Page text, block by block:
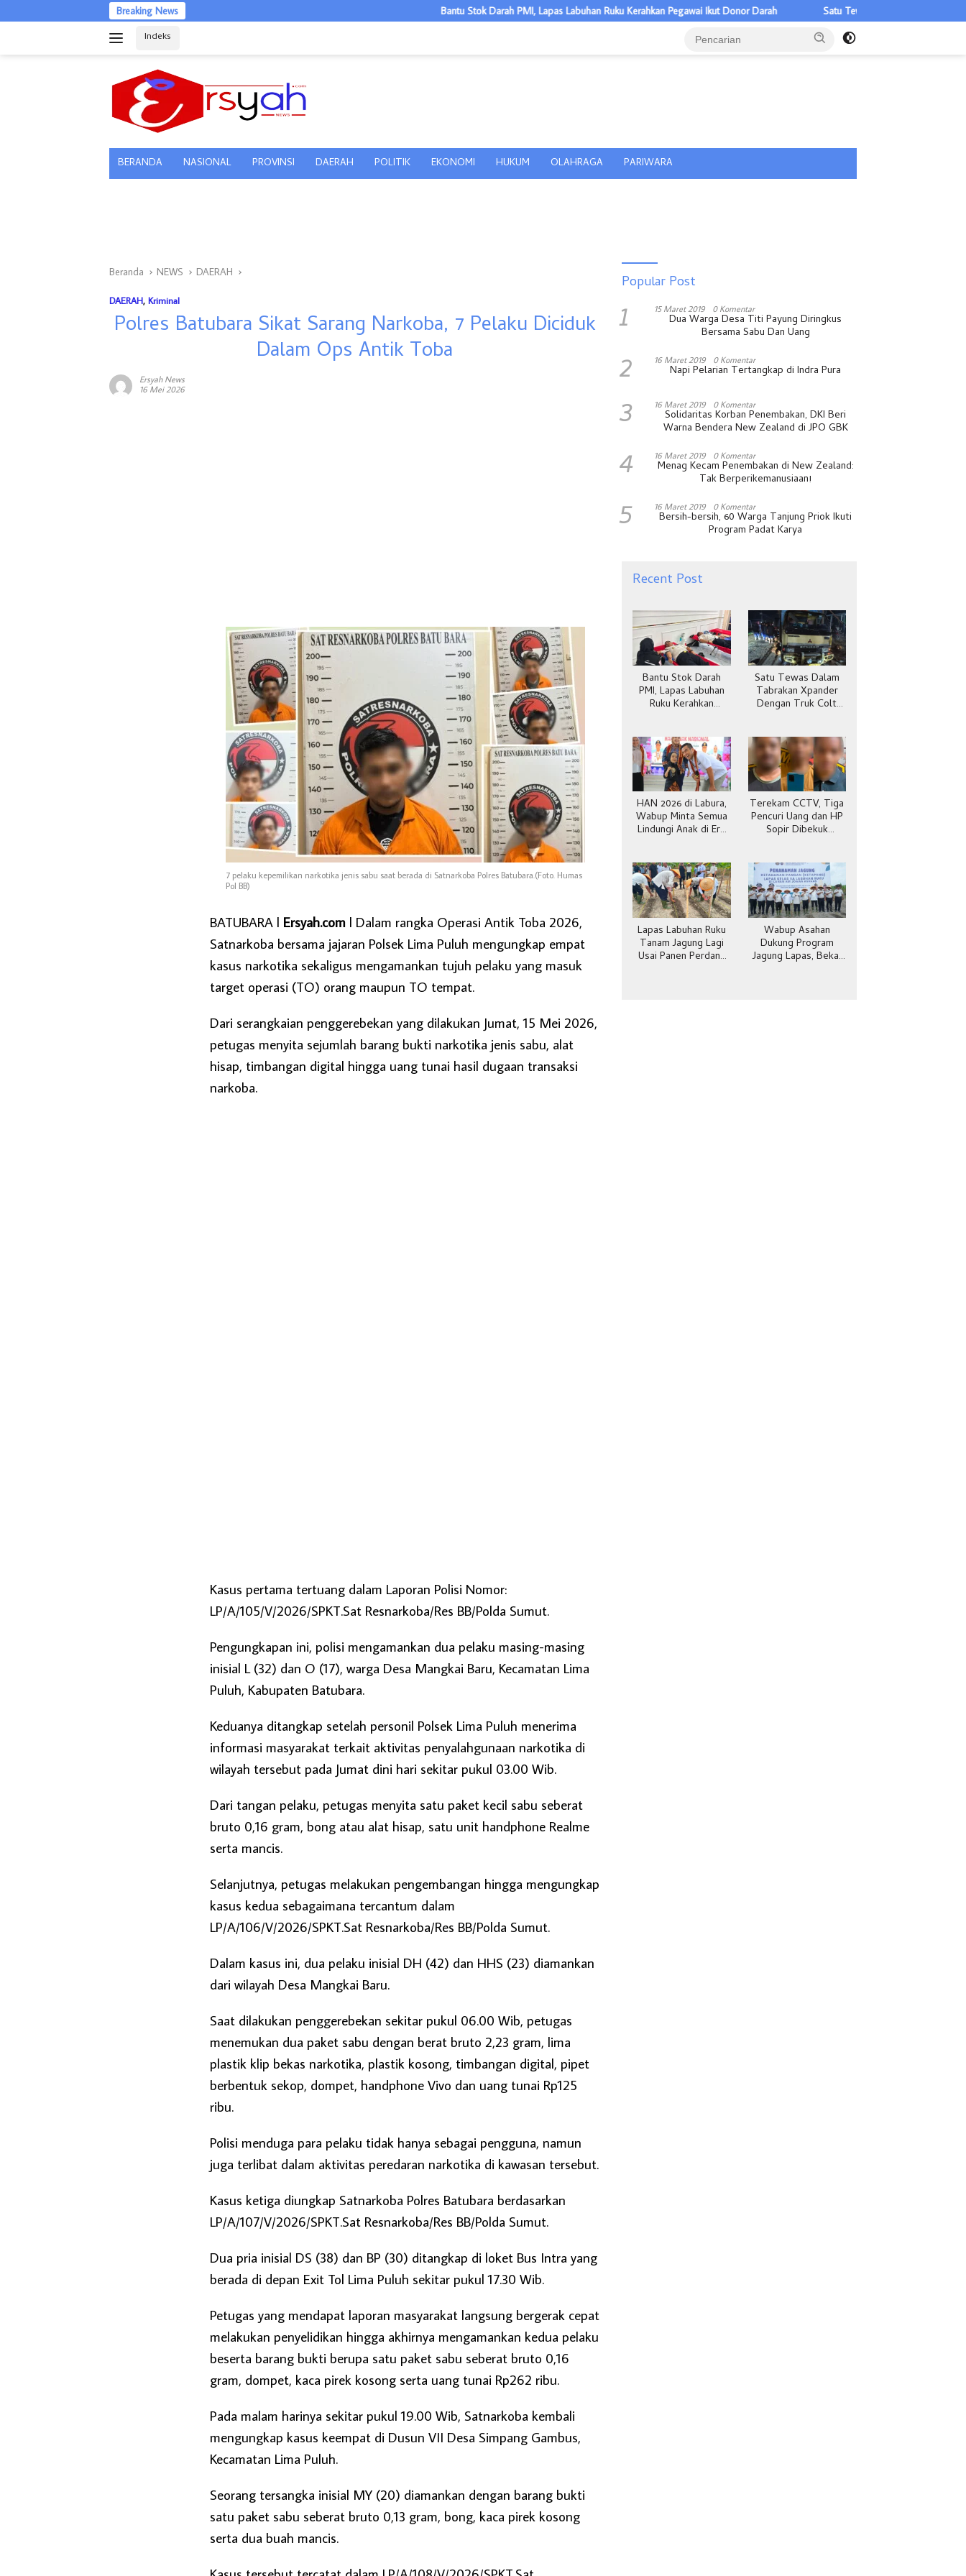
Breaking News Bantu Stok Darah PMI, Lapas Labuhan Ruku Kerahkan Pegawai Ikut Donor Darah Satu Tewas Dalam Tabrakan Xpander Dengan
Indeks
BERANDA NASIONAL PROVINSI DAERAH POLITIK EKONOMI HUKUM OLAHRAGA PARIWARA
Beranda NEWS DAERAH
DAERAH, Kriminal
Polres Batubara Sikat Sarang Narkoba, 7 Pelaku Diciduk
Dalam Ops Antik Toba
Ersyah News
16 Mei 2026
7 pelaku kepemilikan narkotika jenis sabu saat berada di Satnarkoba Polres Batubara.(Foto. Humas
Pol BB)
BATUBARA l Ersyah.com l Dalam rangka Operasi Antik Toba 2026,
Satnarkoba bersama jajaran Polsek Lima Puluh mengungkap empat
kasus narkotika sekaligus mengamankan tujuh pelaku yang masuk
target operasi (TO) orang maupun TO tempat.
Dari serangkaian penggerebekan yang dilakukan Jumat, 15 Mei 2026,
petugas menyita sejumlah barang bukti narkotika jenis sabu, alat
hisap, timbangan digital hingga uang tunai hasil dugaan transaksi
narkoba.
Kasus pertama tertuang dalam Laporan Polisi Nomor:
LP/A/105/V/2026/SPKT.Sat Resnarkoba/Res BB/Polda Sumut.
Pengungkapan ini, polisi mengamankan dua pelaku masing-masing
inisial L (32) dan O (17), warga Desa Mangkai Baru, Kecamatan Lima
Puluh, Kabupaten Batubara.
Keduanya ditangkap setelah personil Polsek Lima Puluh menerima
informasi masyarakat terkait aktivitas penyalahgunaan narkotika di
wilayah tersebut pada Jumat dini hari sekitar pukul 03.00 Wib.
Dari tangan pelaku, petugas menyita satu paket kecil sabu seberat
bruto 0,16 gram, bong atau alat hisap, satu unit handphone Realme
serta mancis.
Selanjutnya, petugas melakukan pengembangan hingga mengungkap
kasus kedua sebagaimana tercantum dalam
LP/A/106/V/2026/SPKT.Sat Resnarkoba/Res BB/Polda Sumut.
Dalam kasus ini, dua pelaku inisial DH (42) dan HHS (23) diamankan
dari wilayah Desa Mangkai Baru.
Saat dilakukan penggerebekan sekitar pukul 06.00 Wib, petugas
menemukan dua paket sabu dengan berat bruto 2,23 gram, lima
plastik klip bekas narkotika, plastik kosong, timbangan digital, pipet
berbentuk sekop, dompet, handphone Vivo dan uang tunai Rp125
ribu.
Polisi menduga para pelaku tidak hanya sebagai pengguna, namun
juga terlibat dalam aktivitas peredaran narkotika di kawasan tersebut.
Kasus ketiga diungkap Satnarkoba Polres Batubara berdasarkan
LP/A/107/V/2026/SPKT.Sat Resnarkoba/Res BB/Polda Sumut.
Dua pria inisial DS (38) dan BP (30) ditangkap di loket Bus Intra yang
berada di depan Exit Tol Lima Puluh sekitar pukul 17.30 Wib.
Petugas yang mendapat laporan masyarakat langsung bergerak cepat
melakukan penyelidikan hingga akhirnya mengamankan kedua pelaku
beserta barang bukti berupa satu paket sabu seberat bruto 0,16
gram, dompet, kaca pirek kosong serta uang tunai Rp262 ribu.
Pada malam harinya sekitar pukul 19.00 Wib, Satnarkoba kembali
mengungkap kasus keempat di Dusun VII Desa Simpang Gambus,
Kecamatan Lima Puluh.
Seorang tersangka inisial MY (20) diamankan dengan barang bukti
satu paket sabu seberat bruto 0,13 gram, bong, kaca pirek kosong
serta dua buah mancis.
Popular Post
1 15 Maret 2019 0 Komentar
Dua Warga Desa Titi Payung Diringkus
Bersama Sabu Dan Uang
2 16 Maret 2019 0 Komentar
Napi Pelarian Tertangkap di Indra Pura
3 16 Maret 2019 0 Komentar
Solidaritas Korban Penembakan, DKI Beri
Warna Bendera New Zealand di JPO GBK
4 16 Maret 2019 0 Komentar
Menag Kecam Penembakan di New Zealand:
Tak Berperikemanusiaan!
5 16 Maret 2019 0 Komentar
Bersih-bersih, 60 Warga Tanjung Priok Ikuti
Program Padat Karya
Recent Post
Bantu Stok Darah
PMI, Lapas Labuhan
Ruku Kerahkan
Satu Tewas Dalam
Tabrakan Xpander
Dengan Truk Colt
HAN 2026 di Labura,
Wabup Minta Semua
Lindungi Anak di Era
Terekam CCTV, Tiga
Pencuri Uang dan HP
Sopir Dibekuk
Lapas Labuhan Ruku
Tanam Jagung Lagi
Usai Panen Perdana
Wabup Asahan
Dukung Program
Jagung Lapas, Bekal